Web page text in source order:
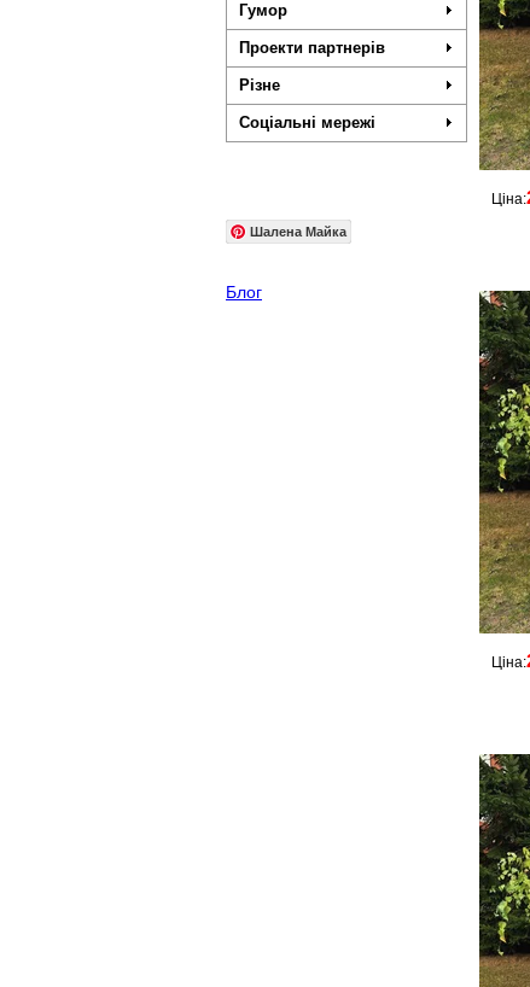
Гумор
Проекти партнерів
Різне
Соціальні мережі
Шалена Майка
Блог
Ціна:
Ціна: